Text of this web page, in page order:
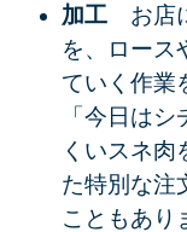
加工 お店
を、ロース
ていく作業
「今日は
くいスネ肉
た特別な注
こともあり